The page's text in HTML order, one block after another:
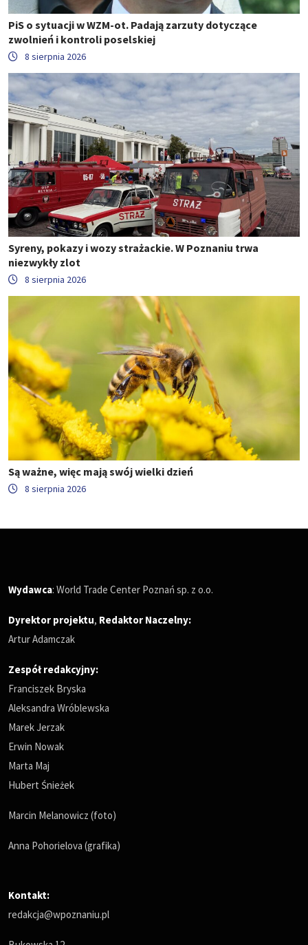
PiS o sytuacji w WZM-ot. Padają zarzuty dotyczące
zwolnień i kontroli poselskiej
8 sierpnia 2026
Syreny, pokazy i wozy strażackie. W Poznaniu trwa
niezwykły zlot
8 sierpnia 2026
Są ważne, więc mają swój wielki dzień
8 sierpnia 2026
Wydawca: World Trade Center Poznań sp. z o.o.
Dyrektor projektu, Redaktor Naczelny:
Artur Adamczak
Zespół redakcyjny:
Franciszek Bryska
Aleksandra Wróblewska
Marek Jerzak
Erwin Nowak
Marta Maj
Hubert Śnieżek
Marcin Melanowicz (foto)
Anna Pohorielova (grafika)
Kontakt:
redakcja@wpoznaniu.pl